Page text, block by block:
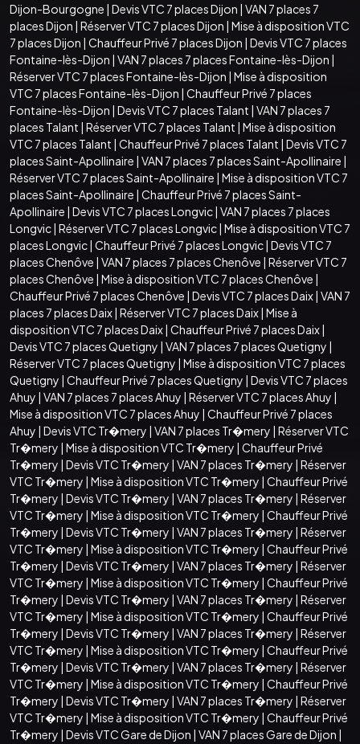
Dijon-Bourgogne | Devis VTC 7 places Dijon | VAN 7 places 7
places Dijon | Réserver VTC 7 places Dijon | Mise à disposition VTC
7 places Dijon | Chauffeur Privé 7 places Dijon | Devis VTC 7 places
Fontaine-lès-Dijon | VAN 7 places 7 places Fontaine-lès-Dijon |
Réserver VTC 7 places Fontaine-lès-Dijon | Mise à disposition
VTC 7 places Fontaine-lès-Dijon | Chauffeur Privé 7 places
Fontaine-lès-Dijon | Devis VTC 7 places Talant | VAN 7 places 7
places Talant | Réserver VTC 7 places Talant | Mise à disposition
VTC 7 places Talant | Chauffeur Privé 7 places Talant | Devis VTC 7
places Saint-Apollinaire | VAN 7 places 7 places Saint-Apollinaire |
Réserver VTC 7 places Saint-Apollinaire | Mise à disposition VTC 7
places Saint-Apollinaire | Chauffeur Privé 7 places Saint-
Apollinaire | Devis VTC 7 places Longvic| VAN 7 places 7 places
Longvic| Réserver VTC 7 places Longvic| Mise à disposition VTC 7
places Longvic| Chauffeur Privé 7 places Longvic| Devis VTC 7
places Chenôve | VAN 7 places 7 places Chenôve | Réserver VTC 7
places Chenôve | Mise à disposition VTC 7 places Chenôve |
Chauffeur Privé 7 places Chenôve | Devis VTC 7 places Daix| VAN 7
places 7 places Daix| Réserver VTC 7 places Daix| Mise à
disposition VTC 7 places Daix| Chauffeur Privé 7 places Daix|
Devis VTC 7 places Quetigny | VAN 7 places 7 places Quetigny |
Réserver VTC 7 places Quetigny | Mise à disposition VTC 7 places
Quetigny | Chauffeur Privé 7 places Quetigny | Devis VTC 7 places
Ahuy | VAN 7 places 7 places Ahuy | Réserver VTC 7 places Ahuy |
Mise à disposition VTC 7 places Ahuy | Chauffeur Privé 7 places
Ahuy | Devis VTC Tr�mery | VAN 7 places Tr�mery | Réserver VTC
Tr�mery | Mise à disposition VTC Tr�mery | Chauffeur Privé
Tr�mery | Devis VTC Tr�mery | VAN 7 places Tr�mery | Réserver
VTC Tr�mery | Mise à disposition VTC Tr�mery | Chauffeur Privé
Tr�mery | Devis VTC Tr�mery | VAN 7 places Tr�mery | Réserver
VTC Tr�mery | Mise à disposition VTC Tr�mery | Chauffeur Privé
Tr�mery | Devis VTC Tr�mery | VAN 7 places Tr�mery | Réserver
VTC Tr�mery | Mise à disposition VTC Tr�mery | Chauffeur Privé
Tr�mery | Devis VTC Tr�mery | VAN 7 places Tr�mery | Réserver
VTC Tr�mery | Mise à disposition VTC Tr�mery | Chauffeur Privé
Tr�mery | Devis VTC Tr�mery | VAN 7 places Tr�mery | Réserver
VTC Tr�mery | Mise à disposition VTC Tr�mery | Chauffeur Privé
Tr�mery | Devis VTC Tr�mery | VAN 7 places Tr�mery | Réserver
VTC Tr�mery | Mise à disposition VTC Tr�mery | Chauffeur Privé
Tr�mery | Devis VTC Tr�mery | VAN 7 places Tr�mery | Réserver
VTC Tr�mery | Mise à disposition VTC Tr�mery | Chauffeur Privé
Tr�mery | Devis VTC Tr�mery | VAN 7 places Tr�mery | Réserver
VTC Tr�mery | Mise à disposition VTC Tr�mery | Chauffeur Privé
Tr�mery | Devis VTC Gare de Dijon | VAN 7 places Gare de Dijon |